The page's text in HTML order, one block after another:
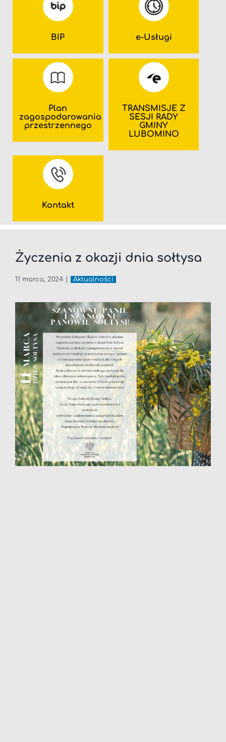
BIP e-Usługi
Plan
zagospodarowania
przestrzennego
TRANSMISJE Z
SESJI RADY
GMINY
LUBOMINO
Kontakt
Życzenia z okazji dnia sołtysa
11 marca, 2024 Aktualności